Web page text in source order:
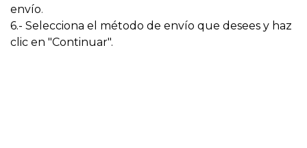
envío.
6.- Selecciona el método de envío que desees y haz
clic en "Continuar".